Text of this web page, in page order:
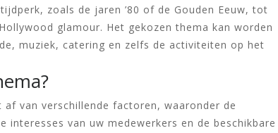
zoals de jaren ’80 of de Gouden Eeuw, tot
glamour. Het gekozen thema kan worden
muziek, catering en zelfs de activiteiten op het
van verschillende factoren, waaronder de
van uw medewerkers en de beschikbare